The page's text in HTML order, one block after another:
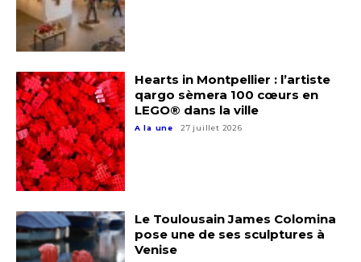
Prénom
Statut / Organisation
J'accepte lestermes et conditions
* Champ obligatoire
Adresse email*
Nom
Prénom
J'accepte lestermes et conditions
Hearts in Montpellier : l’artiste
qargo sèmera 100 cœurs en
LEGO® dans la ville
A la une 27 juillet 2026
Le Toulousain James Colomina
pose une de ses sculptures à
Venise